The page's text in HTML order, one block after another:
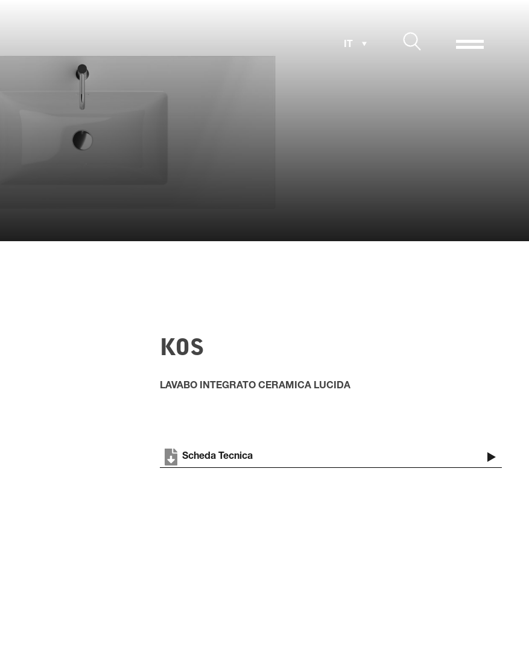
KOS
LAVABO INTEGRATO CERAMICA LUCIDA
Scheda Tecnica